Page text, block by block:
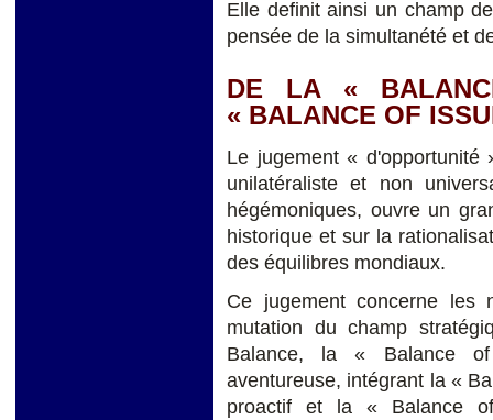
Elle definit ainsi un champ
pensée de la simultanété et
DE LA «
« BALANCE OF
Le jugement « d'opportunité
unilatéraliste et non
hégémoniques, ouvre un
historique et sur la
des équilibres mondiaux.
Ce jugement concerne les
mutation du champ
Balance, la « Balance
aventureuse, intégrant la «
proactif et la « Balance